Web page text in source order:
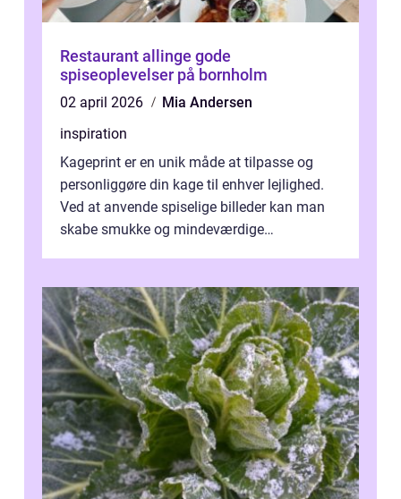
Restaurant allinge gode
spiseoplevelser på bornholm
02 april 2026
Mia Andersen
inspiration
Kageprint er en unik måde at tilpasse og
personliggøre din kage til enhver lejlighed.
Ved at anvende spiselige billeder kan man
skabe smukke og mindeværdige